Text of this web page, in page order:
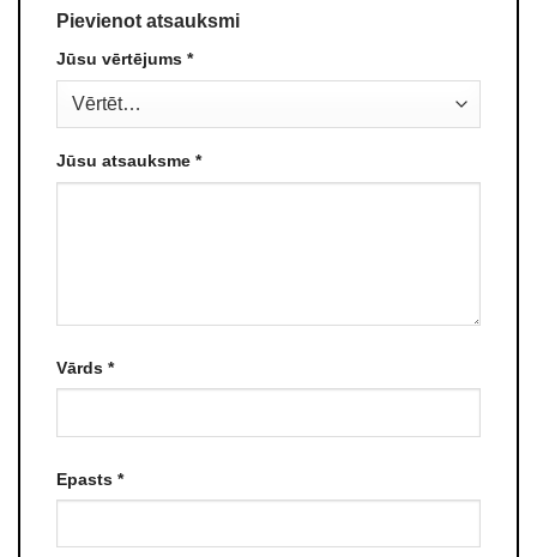
Pievienot atsauksmi
Jūsu vērtējums *
Jūsu atsauksme *
Vārds *
Epasts *